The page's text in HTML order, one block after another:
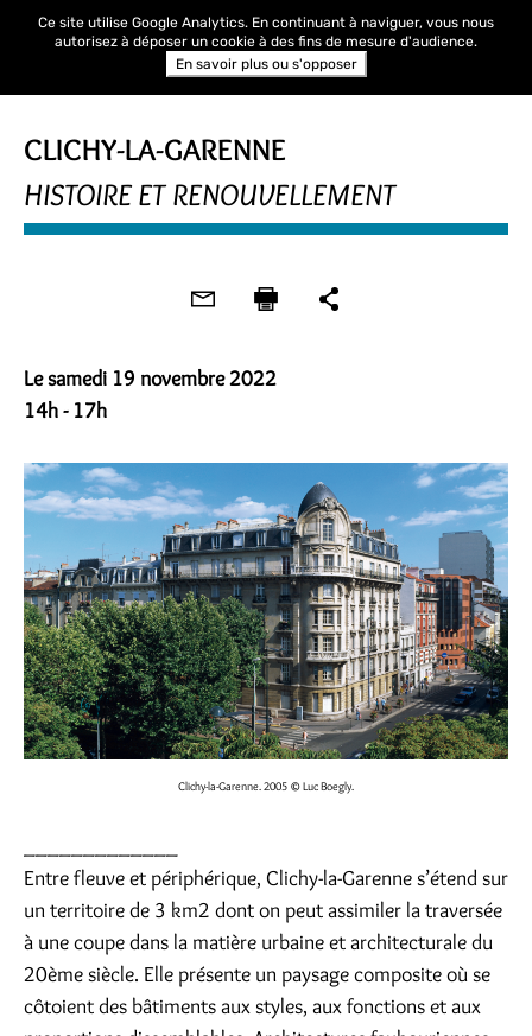
PROMENADE URBAINE
CLICHY-LA-GARENNE
HISTOIRE ET RENOUVELLEMENT
Le samedi 19 novembre 2022
14h - 17h
Clichy-la-Garenne. 2005 © Luc Boegly.
Entre fleuve et périphérique, Clichy-la-Garenne s’étend sur
un territoire de 3 km2 dont on peut assimiler la traversée
à une coupe dans la matière urbaine et architecturale du
20ème siècle. Elle présente un paysage composite où se
côtoient des bâtiments aux styles, aux fonctions et aux
Ce site utilise Google Analytics. En continuant à naviguer, vous nous
autorisez à déposer un cookie à des fins de mesure d'audience.
En savoir plus ou s'opposer